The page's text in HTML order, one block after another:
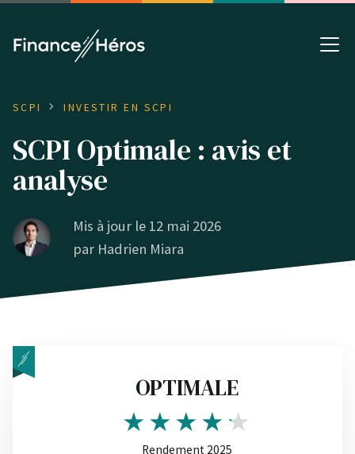
SCPI INVESTIR EN SCPI
SCPI Optimale : avis et
analyse
Mis à jour le 12 mai 2026
par Hadrien Miara
OPTIMALE
Rendement 2025